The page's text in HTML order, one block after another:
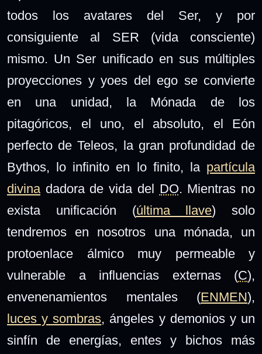
todos los avatares del Ser, y por
consiguiente al SER (vida consciente)
mismo. Un Ser unificado en sus múltiples
proyecciones y yoes del ego se convierte
en una unidad, la Mónada de los
pitagóricos, el uno, el absoluto, el Eón
perfecto de Teleos, la gran profundidad de
Bythos, lo infinito en lo finito, la partícula
divinadadora de vida del DO. Mientras no
exista unificación (última llave) solo
tendremos en nosotros una mónada, un
protoenlace álmico muy permeable y
vulnerable a influencias externas (C),
envenenamientos mentales (ENMEN),
luces y sombras, ángeles y demonios y un
sinfín de energías, entes y bichos más